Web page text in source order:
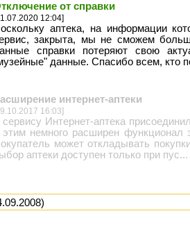
от справки
12:04]
аптека, на информации
закрыта, мы не сможем
справки потеряют свою
данные. Спасибо всем, кто
интернет-аптеки
16:03]
сервису Интернет-аптека
этим немного расширен функционал
может откладывать
аптеки доступен только при пус...